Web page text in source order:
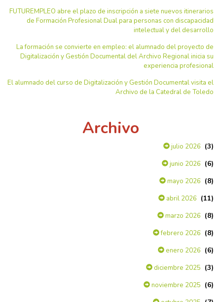
FUTUREMPLEO abre el plazo de inscripción a siete nuevos itinerarios
de Formación Profesional Dual para personas con discapacidad
intelectual y del desarrollo
La formación se convierte en empleo: el alumnado del proyecto de
Digitalización y Gestión Documental del Archivo Regional inicia su
experiencia profesional
El alumnado del curso de Digitalización y Gestión Documental visita el
Archivo de la Catedral de Toledo
Archivo
julio 2026 (3)
junio 2026 (6)
mayo 2026 (8)
abril 2026 (11)
marzo 2026 (8)
febrero 2026 (8)
enero 2026 (6)
diciembre 2025 (3)
noviembre 2025 (6)